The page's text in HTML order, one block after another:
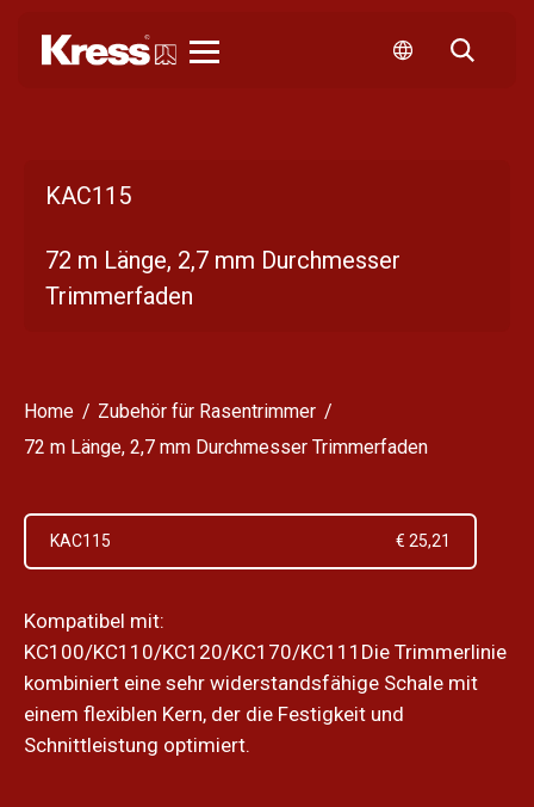
KAC115
72 m Länge, 2,7 mm Durchmesser
Trimmerfaden
Home
Zubehör für Rasentrimmer
72 m Länge, 2,7 mm Durchmesser Trimmerfaden
KAC115 € 25,21
Kompatibel mit:
KC100/KC110/KC120/KC170/KC111Die Trimmerlinie
kombiniert eine sehr widerstandsfähige Schale mit
einem flexiblen Kern, der die Festigkeit und
Schnittleistung optimiert.